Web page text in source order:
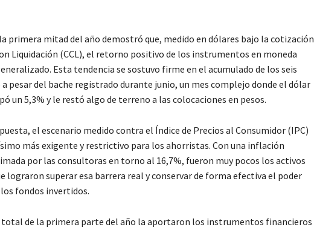
primera mitad del año demostró que, medido en dólares bajo la cotización
Liquidación (CCL), el retorno positivo de los instrumentos en moneda
Esta tendencia se sostuvo firme en el acumulado de los seis
pesar del bache registrado durante junio, un mes complejo donde el dólar
un 5,3% y le restó algo de terreno a las colocaciones en pesos.
el escenario medido contra el Índice de Precios al Consumidor (IPC)
más exigente y restrictivo para los ahorristas. Con una inflación
por las consultoras en torno al 16,7%, fueron muy pocos los activos
lograron superar esa barrera real y conservar de forma efectiva el poder
fondos invertidos.
de la primera parte del año la aportaron los instrumentos financieros